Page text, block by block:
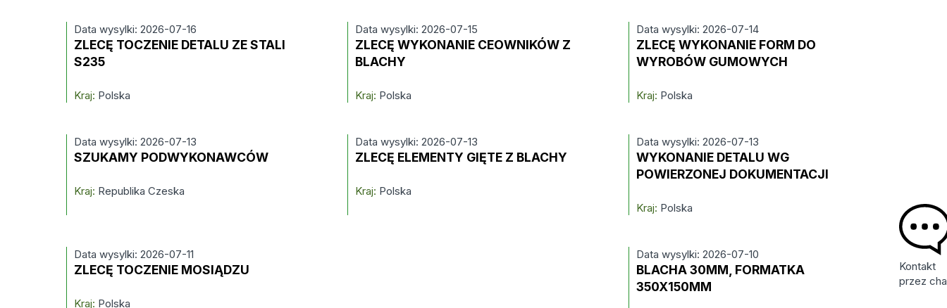
Data wysylki: 2026-07-16
ZLECĘ TOCZENIE DETALU ZE STALI
S235
Kraj: Polska
Data wysylki: 2026-07-15
ZLECĘ WYKONANIE CEOWNIKÓW Z
BLACHY
Kraj: Polska
Data wysylki: 2026-07-14
ZLECĘ WYKONANIE FORM DO
WYROBÓW GUMOWYCH
Kraj: Polska
Data wysylki: 2026-07-13
SZUKAMY PODWYKONAWCÓW
Kraj: Republika Czeska
Data wysylki: 2026-07-13
ZLECĘ ELEMENTY GIĘTE Z BLACHY
Kraj: Polska
Data wysylki: 2026-07-13
WYKONANIE DETALU WG
POWIERZONEJ DOKUMENTACJI
Kraj: Polska
Data wysylki: 2026-07-11
ZLECĘ TOCZENIE MOSIĄDZU
Kraj: Polska
Data wysylki: 2026-07-10
BLACHA 30MM, FORMATKA
350X150MM
Kontakt
przez